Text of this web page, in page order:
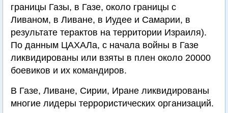
границы Газы, в Газе, около границы с
Ливаном, в Ливане, в Иудее и Самарии, в
результате терактов на территории Израиля).
По данным ЦАХАЛа, с начала войны в Газе
ликвидированы или взяты в плен около 20000
боевиков и их командиров.
В Газе, Ливане, Сирии, Иране ликвидированы
многие лидеры террористических организаций.